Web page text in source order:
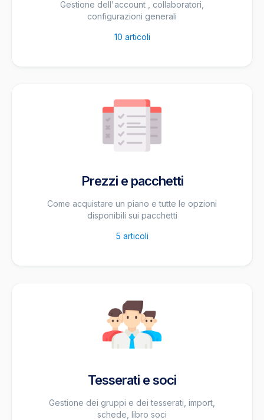
Gestione dell'account , collaboratori,
configurazioni generali
10 articoli
Prezzi e pacchetti
Come acquistare un piano e tutte le opzioni
disponibili sui pacchetti
5 articoli
Tesserati e soci
Gestione dei gruppi e dei tesserati, import,
schede, libro soci